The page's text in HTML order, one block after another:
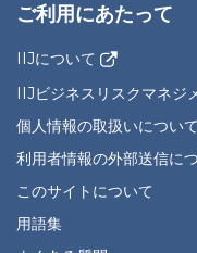
ご利用にあたって
IIJについて
IIJビジネスリスクマネジ
個人情報の取扱いについて
利用者情報の外部送信に
このサイトについて
用語集